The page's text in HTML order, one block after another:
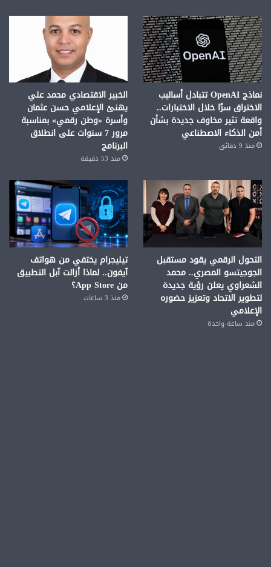
نماذج OpenAI تتبادل أساليب
الاختراق سرًا خلال الاختبارات..
واقعة تثير مخاوف جديدة بشأن
أمن الذكاء الاصطناعي
منذ 9 دقائق
الخبير الاقتصادي محمد علي
يهنئ الإعلامي حسن عثمان
وأسرة «وطن رقمي» بمناسبة
مرور 7 سنوات على انطلاق
البرنامج
منذ 53 دقيقة
التحول الرقمي يقود مستقبل
الجوجيتسو المصري.. محمد
الشعراوي يعلن رؤية جديدة
لتطوير الاتحاد وتعزيز حضوره
الإعلامي
منذ ساعة واحدة
تيليجرام يختفي من هواتف
آيفون.. لماذا أزالت آبل التطبيق
من App Store؟
منذ 3 ساعات